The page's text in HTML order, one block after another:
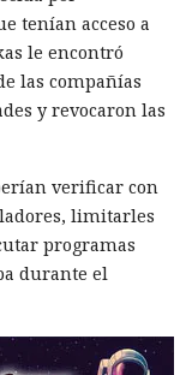
y ésta
ajena
de ataques
tenían acceso a
le encontró
las compañías
y revocaron las
verificar con
limitarles
programas
durante el